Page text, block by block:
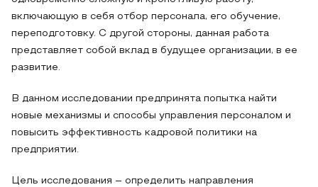
включающую в себя отбор персонала, его обучение,
переподготовку. С другой стороны, данная работа
представляет собой вклад в будущее организации, в ее
развитие.
В данном исследовании предпринята попытка найти
новые механизмы и способы управления персоналом и
повысить эффективность кадровой политики на
предприятии.
Цель исследования – определить направления